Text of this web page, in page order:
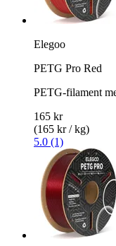
Elegoo
PETG Pro Red
PETG-filament
165 kr
(165 kr / kg)
5.0 (1)